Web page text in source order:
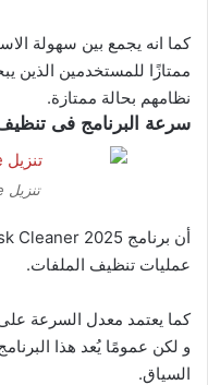
كما انه يجمع بين سهولة
ممتازًا للمستخدمين الذين
نظامهم بحالة ممتازة.
سرعة البرنامج فى
تنزيل Wise Disk Cleane
عمليات تنظيف الملفات.
كما يعتمد معدل السرعة
و لكن عمومًا يُعد هذا
السياق.